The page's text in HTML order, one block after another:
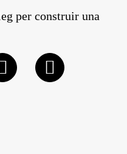
per construir una